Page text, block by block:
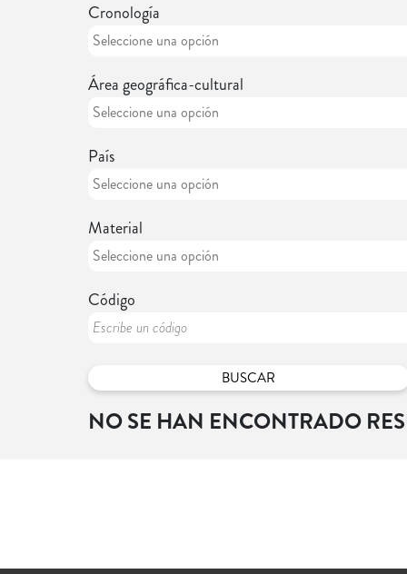
Cronología
Área geográfica-cultural
País
Material
Código
NO SE HAN ENCONTRADO